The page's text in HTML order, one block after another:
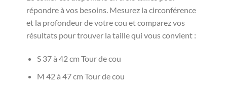
répondre à vos besoins. Mesurez la circonférence
et la profondeur de votre cou et comparez vos
résultats pour trouver la taille qui vous convient :
S 37 à 42 cm Tour de cou
M 42 à 47 cm Tour de cou